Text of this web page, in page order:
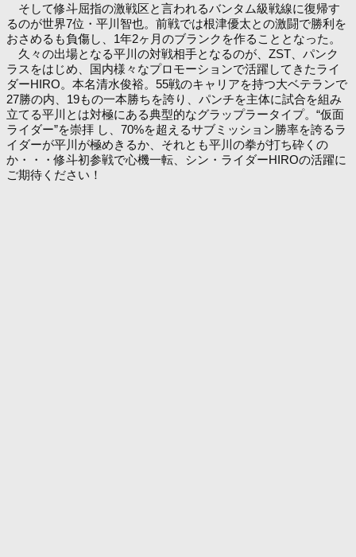
そして修斗屈指の激戦区と言われるバンタム級戦線に復帰す
るのが世界7位・平川智也。前戦では根津優太との激闘で勝利を
おさめるも負傷し、1年2ヶ月のブランクを作ることとなった。
久々の出場となる平川の対戦相手となるのが、ZST、パンク
ラスをはじめ、国内様々なプロモーションで活躍してきたライ
ダーHIRO。本名清水俊裕。55戦のキャリアを持つ大ベテランで
27勝の内、19もの一本勝ちを誇り、パンチを主体に試合を組み
立てる平川とは対極にある典型的なグラップラータイプ。“仮面
ライダー”を崇拝 し、70%を超えるサブミッション勝率を誇るラ
イダーが平川が極めきるか、それとも平川の拳が打ち砕くの
か・・・修斗初参戦で心機一転、シン・ライダーHIROの活躍に
ご期待ください！